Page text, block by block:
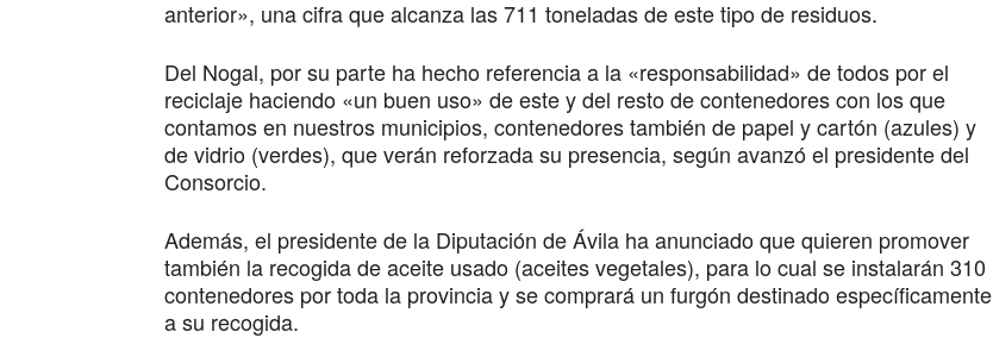
anterior», una cifra que alcanza las 711 toneladas de este tipo de residuos.
Del Nogal, por su parte ha hecho referencia a la «responsabilidad» de todos por el
reciclaje haciendo «un buen uso» de este y del resto de contenedores con los que
contamos en nuestros municipios, contenedores también de papel y cartón (azules) y
de vidrio (verdes), que verán reforzada su presencia, según avanzó el presidente del
Consorcio.
Además, el presidente de la Diputación de Ávila ha anunciado que quieren promover
también la recogida de aceite usado (aceites vegetales), para lo cual se instalarán 310
contenedores por toda la provincia y se comprará un furgón destinado específicamente
a su recogida.